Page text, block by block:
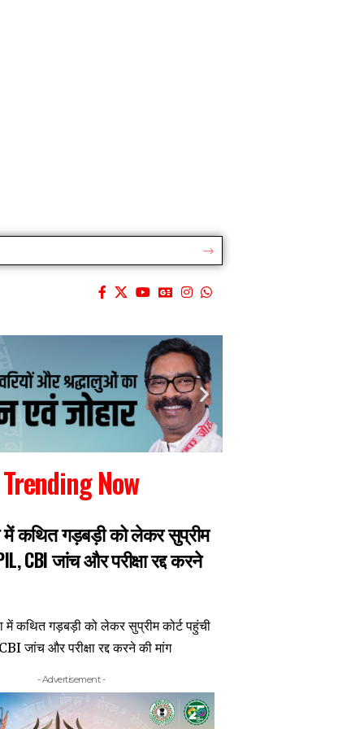
Trending Now
में कथित गड़बड़ी को लेकर सुप्रीम
CBI जांच और परीक्षा रद्द करने
- Advertisement -